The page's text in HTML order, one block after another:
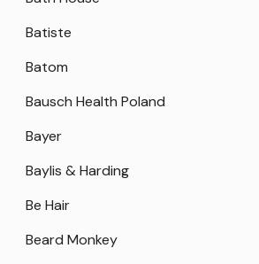
Batiste
Batom
Bausch Health Poland
Bayer
Baylis & Harding
Be Hair
Beard Monkey